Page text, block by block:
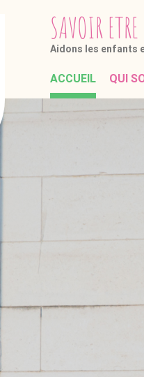
SAVOIRETRE
Aidons les enfants
ACCUEIL QUI